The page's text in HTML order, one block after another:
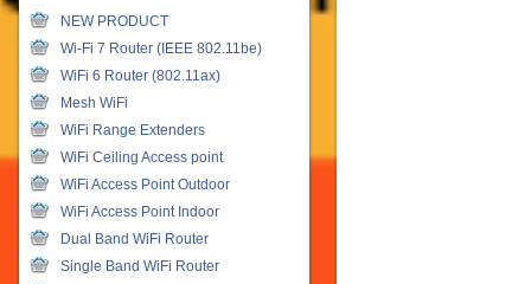
NEW PRODUCT
Wi-Fi 7 Router (IEEE 802.11be)
WiFi 6 Router (802.11ax)
Mesh WiFi
WiFi Range Extenders
WiFi Ceiling Access point
WiFi Access Point Outdoor
WiFi Access Point Indoor
Dual Band WiFi Router
Single Band WiFi Router